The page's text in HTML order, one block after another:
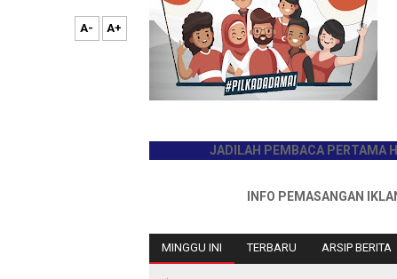
A- A+
JADILAH PEMBACA PERTAMA HARI INI
INFO PEMASANGAN IKLAN HUB
MINGGU INI TERBARU ARSIP BERITA